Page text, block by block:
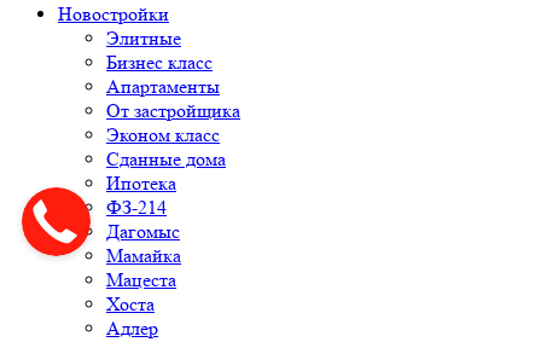
Новостройки
Элитные
Бизнес класс
Апартаменты
От застройщика
Эконом класс
Сданные дома
Ипотека
ФЗ-214
Дагомыс
Мамайка
Мацеста
Хоста
Адлер